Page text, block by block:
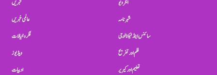
خبریں
عالمی خبریں
فکر و خیالات
ویڈیوز
ادبیات
انٹرویو
شہرنامہ
سائنس اینڈ ٹیکنالوجی
فلم اور تفریح
تعلیم اور کیریر